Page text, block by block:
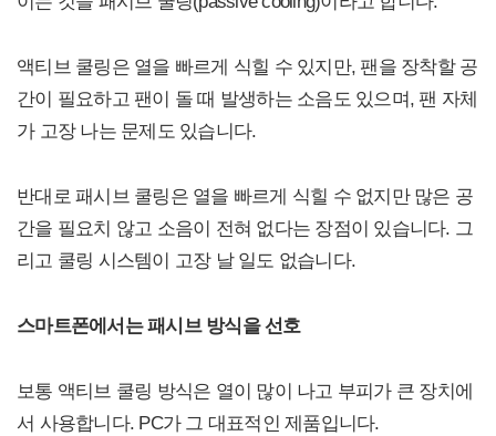
액티브 쿨링은 열을 빠르게 식힐 수 있지만, 팬을 장착할 공
간이 필요하고 팬이 돌 때 발생하는 소음도 있으며, 팬 자체
가 고장 나는 문제도 있습니다.
반대로 패시브 쿨링은 열을 빠르게 식힐 수 없지만 많은 공
간을 필요치 않고 소음이 전혀 없다는 장점이 있습니다. 그
리고 쿨링 시스템이 고장 날 일도 없습니다.
스마트폰에서는 패시브 방식을 선호
보통 액티브 쿨링 방식은 열이 많이 나고 부피가 큰 장치에
서 사용합니다. PC가 그 대표적인 제품입니다.